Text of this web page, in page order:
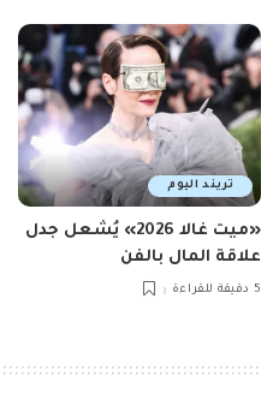
تريند اليوم
«ميت غالا 2026» يُشعل جدل
علاقة المال بالفن
5 دقيقة للقراءة